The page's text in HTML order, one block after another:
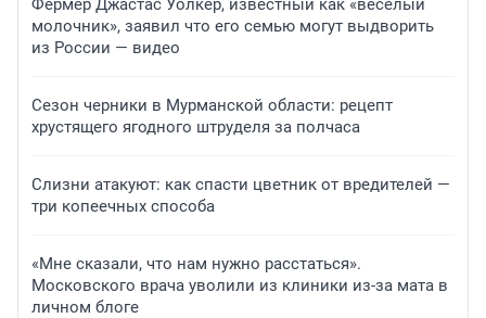
Фермер Джастас Уолкер, известный как «веселый
молочник», заявил что его семью могут выдворить
из России — видео
Сезон черники в Мурманской области: рецепт
хрустящего ягодного штруделя за полчаса
Слизни атакуют: как спасти цветник от вредителей —
три копеечных способа
«Мне сказали, что нам нужно расстаться».
Московского врача уволили из клиники из-за мата в
личном блоге